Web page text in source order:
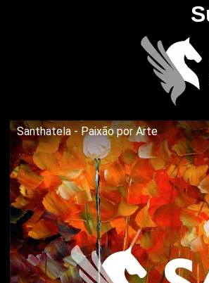
Santhatela - Paixão por Arte